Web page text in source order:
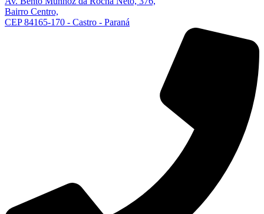
Bairro Centro,
CEP 84165-170 - Castro - Paraná